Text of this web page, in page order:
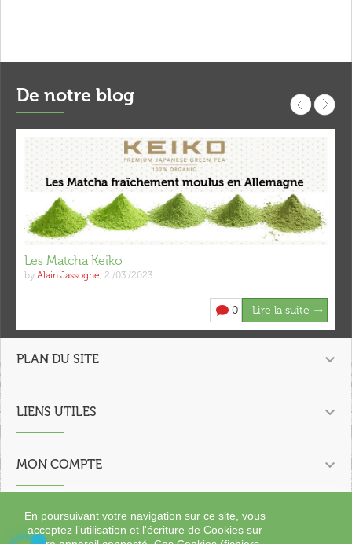
De notre blog
Les Matcha Keiko
by Alain Jassogne, 2 /03 /2023
0 Lire la suite
PLAN DU SITE 
LIENS UTILES 
MON COMPTE 
CONTACTEZ NOUS
En poursuivant votre navigation sur ce site, vous
acceptez l’utilisation et l'écriture de Cookies sur